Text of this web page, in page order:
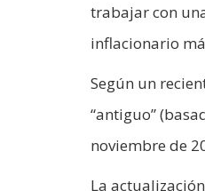
trabajar con
inflacionario
Según un
“antiguo”
noviembre de
La